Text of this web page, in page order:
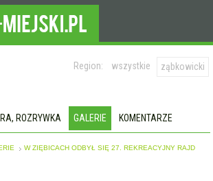
Region: wszystkie ząbkowicki
ROZRYWKA GALERIE KOMENTARZE
W ZIĘBICACH ODBYŁ SIĘ 27. REKREACYJNY RAJD